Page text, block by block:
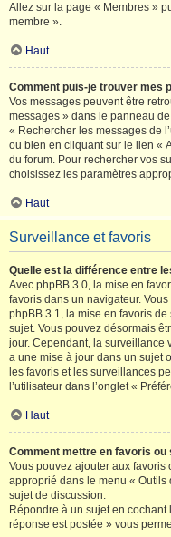
Allez sur la page « Membres »
membre ».
Haut
Comment puis-je trouver mes
Vos messages peuvent être
messages » dans le panneau
« Rechercher les messages de
ou bien en cliquant sur le lien «
du forum. Pour rechercher vos
choisissez les paramètres
Haut
Surveillance et favoris
Quelle est la différence entre
Avec phpBB 3.0, la mise en
favoris dans un navigateur.
phpBB 3.1, la mise en favoris
sujet. Vous pouvez désormais
jour. Cependant, la surveillance
a une mise à jour dans un sujet
les favoris et les surveillances
l’utilisateur dans l’onglet «
Haut
Comment mettre en favoris
Vous pouvez ajouter aux
approprié dans le menu « Outils
sujet de discussion.
Répondre à un sujet en cochant
réponse est postée » vous